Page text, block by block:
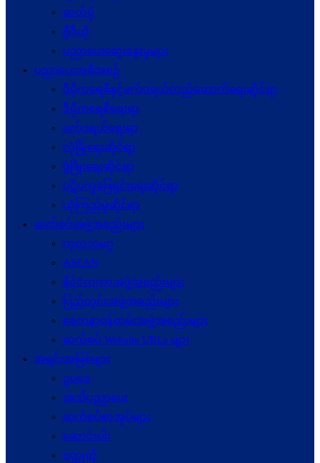
ဓာတ်ပုံ
ဗွီဒီယို
ပညာပေးဆွေးနွေးမှုများ
ပညာပေးအစီအစဉ်
ဒီမိုကရေစီနှင့်ဖက်ဒရယ်တည်ဆောက်ရေးဆိုင်ရာ
ဒီမိုကရေစီရေးရာ
ဖက်ဒရယ်ရေးရာ
လုံခြုံရေးဆိုင်ရာ
ဖွံဖြိုးရေးဆိုင်ရာ
ပဋိပက္ခ‌ဖြေရှင်းရေးဆိုင်ရာ
ယုံကြည်မှုဆိုင်ရာ
ဆက်စပ်အဖွဲ့အစည်းများ
ကုလသမဂ္ဂ
ASEAN
နိုင်ငံတကာအဖွဲ့အစည်းများ
ပြည်တွင်းအဖွဲ့အစည်းများ
စေတနာ့ဝန်ထမ်းအဖွဲ့အစည်းများ
ဆက်စပ် Website URLs များ
အရင်းအမြစ်များ
ဥပဒေ
အသိပညာပေး
ဆက်စပ်စာအုပ်များ
ဆောင်းပါး
ဝတ္ထုတို